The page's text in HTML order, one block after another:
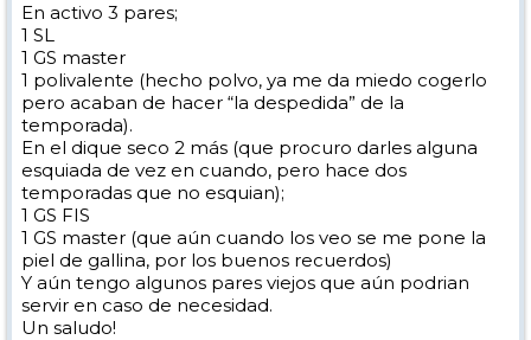
En activo 3 pares;
1 SL
1 GS master
1 polivalente (hecho polvo, ya me da miedo cogerlo
pero acaban de hacer “la despedida” de la
temporada).
En el dique seco 2 más (que procuro darles alguna
esquiada de vez en cuando, pero hace dos
temporadas que no esquian);
1 GS FIS
1 GS master (que aún cuando los veo se me pone la
piel de gallina, por los buenos recuerdos)
Y aún tengo algunos pares viejos que aún podrian
servir en caso de necesidad.
Un saludo!